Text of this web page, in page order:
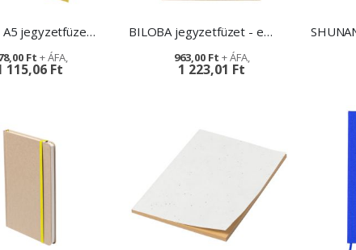
CORYLUS A5 jegyzetfüzet - szóróajándék
115,06 Ft
Ft
BILOBA jegyzetfüzet - egyedi grafikával
1 223,01 Ft
963,00 Ft